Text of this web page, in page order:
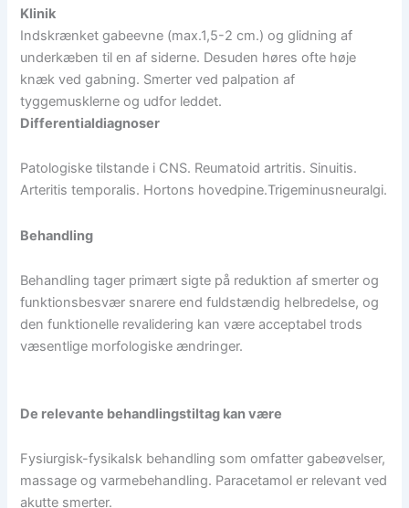
Klinik
Indskrænket gabeevne (max.1,5-2 cm.) og glidning af
underkæben til en af siderne. Desuden høres ofte høje
knæk ved gabning. Smerter ved palpation af
tyggemusklerne og udfor leddet.
Differentialdiagnoser
Patologiske tilstande i CNS. Reumatoid artritis. Sinuitis.
Arteritis temporalis. Hortons hovedpine.Trigeminusneuralgi.
Behandling
Behandling tager primært sigte på reduktion af smerter og
funktionsbesvær snarere end fuldstændig helbredelse, og
den funktionelle revalidering kan være acceptabel trods
væsentlige morfologiske ændringer.
De relevante behandlingstiltag kan være
Fysiurgisk-fysikalsk behandling som omfatter gabeøvelser,
massage og varmebehandling. Paracetamol er relevant ved
akutte smerter.